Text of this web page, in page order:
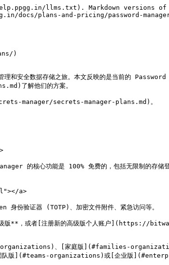
llms.txt). Markdown versions of
docs/plans-and-pricing/password-
)
和安全数据存储之旅。本文反映的是当前的
了解他们的方案。
manager/secrets-manager-plans.md)。
的核心功能是 100% 免费的，包括无限制的存储
a>
身份验证器 (TOTP)、加密文件附件、紧急访问等。
级版**，或者[注册新的高级版个人账户](https://
](#free-organizations)、[家庭版](#families-
organizations)或[企业版